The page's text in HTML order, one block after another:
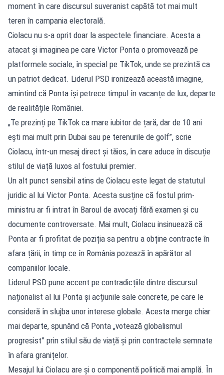
moment în care discursul suveranist capătă tot mai mult
teren în campania electorală.
Ciolacu nu s-a oprit doar la aspectele financiare. Acesta a
atacat și imaginea pe care Victor Ponta o promovează pe
platformele sociale, în special pe TikTok, unde se prezintă ca
un patriot dedicat. Liderul PSD ironizează această imagine,
amintind că Ponta își petrece timpul în vacanțe de lux, departe
de realitățile României.
„Te prezinți pe TikTok ca mare iubitor de țară, dar de 10 ani
ești mai mult prin Dubai sau pe terenurile de golf”, scrie
Ciolacu, într-un mesaj direct și tăios, în care aduce în discuție
stilul de viață luxos al fostului premier.
Un alt punct sensibil atins de Ciolacu este legat de statutul
juridic al lui Victor Ponta. Acesta susține că fostul prim-
ministru ar fi intrat în Baroul de avocați fără examen și cu
documente controversate. Mai mult, Ciolacu insinuează că
Ponta ar fi profitat de poziția sa pentru a obține contracte în
afara țării, în timp ce în România pozează în apărător al
companiilor locale.
Liderul PSD pune accent pe contradicțiile dintre discursul
naționalist al lui Ponta și acțiunile sale concrete, pe care le
consideră în slujba unor interese globale. Acesta merge chiar
mai departe, spunând că Ponta „votează globalismul
progresist” prin stilul său de viață și prin contractele semnate
în afara granițelor.
Mesajul lui Ciolacu are și o componentă politică mai amplă. În